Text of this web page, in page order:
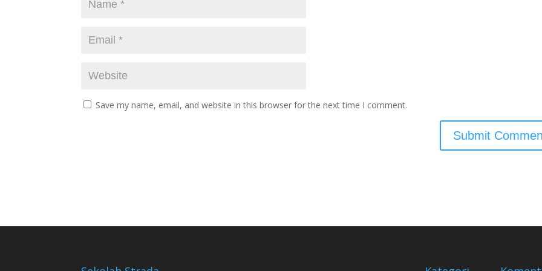
Save my name, email, and website in this browser for the next time I comment.